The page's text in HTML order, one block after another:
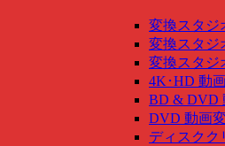
変換スタジ
変換スタジ
変換スタジ
4K･HD 動
BD & DVD
DVD 動画
ディスクク